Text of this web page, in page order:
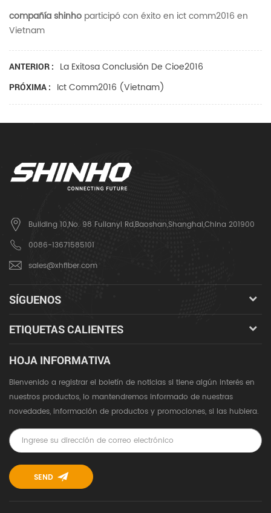
compañía shinho participó con éxito en ict comm2016 en
Vietnam
ANTERIOR : La Exitosa Conclusión De Cioe2016
PRÓXIMA : Ict Comm2016 (vietnam)
Building 10,No. 98 Fulianyi Rd,Baoshan,Shanghai,China 201900
0086-13671585101
sales@xhfiber.com
SÍGUENOS
ETIQUETAS CALIENTES
HOJA INFORMATIVA
Bienvenido a registrar el boletín de noticias si tiene algún interés en
nuestros productos, lo mantendremos informado de nuestras
novedades, información de productos y promociones, si las hubiera.